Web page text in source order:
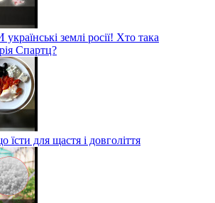
землі росії! Хто така
Спартц?
їсти для щастя і довголіття